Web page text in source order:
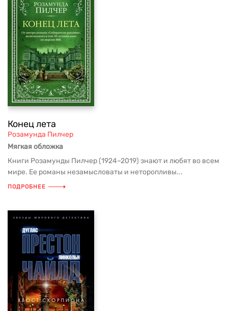
Конец лета
Розамунда Пилчер
Мягкая обложка
Книги Розамунды Пилчер (1924–2019) знают и любят во всем
мире. Ее романы незамысловаты и неторопливы...
ПОДРОБНЕЕ